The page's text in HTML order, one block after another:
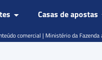
Casas de apostas
comercial | Ministério da